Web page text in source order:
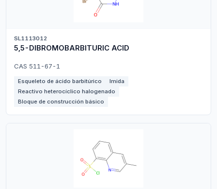
SL1113012
5,5-DIBROMOBARBITURIC ACID
CAS 511-67-1
Esqueleto de ácido barbitúrico
Imida
Reactivo heterocíclico halogenado
Bloque de construcción básico